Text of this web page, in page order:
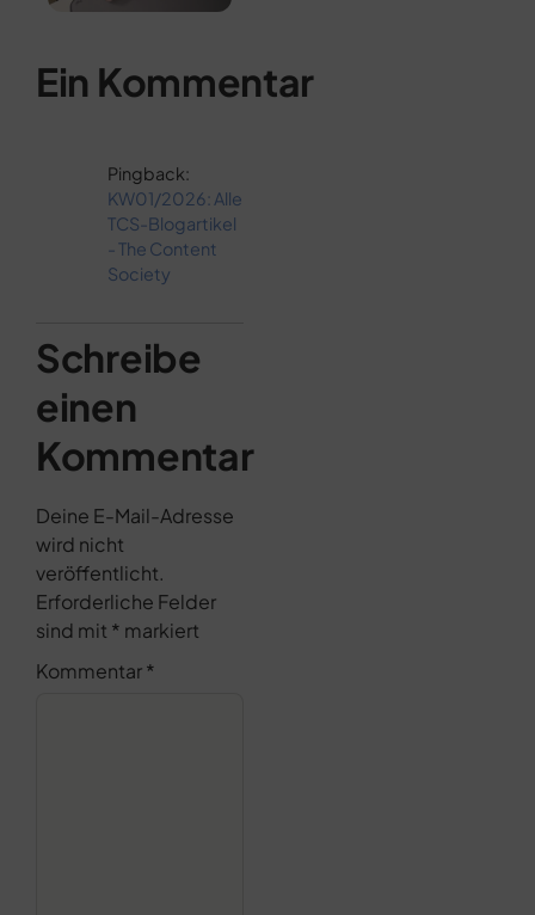
Ein Kommentar
Pingback:
KW01/2026: Alle
TCS-Blogartikel
- The Content
Society
Schreibe
einen
Kommentar
Deine E-Mail-Adresse
wird nicht
veröffentlicht.
Erforderliche Felder
sind mit * markiert
Kommentar*